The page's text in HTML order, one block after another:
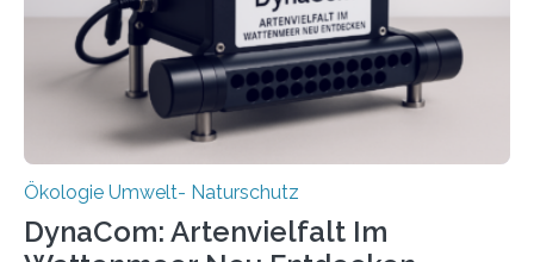
Ökologie Umwelt- Naturschutz
DynaCom: Artenvielfalt Im